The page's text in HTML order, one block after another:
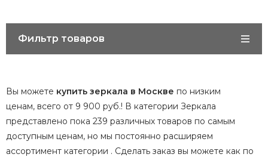
Фильтр товаров
Вы можете купить зеркала в Москве по низким
ценам, всего от 9 900 руб.! В категории Зеркала
представлено пока 239 различных товаров по самым
доступным ценам, но мы постоянно расширяем
ассортимент категории . Сделать заказ вы можете как по